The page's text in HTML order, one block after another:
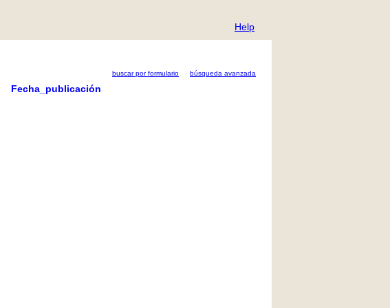
Help
buscar por formulario búsqueda avanzada
Fecha_publicación